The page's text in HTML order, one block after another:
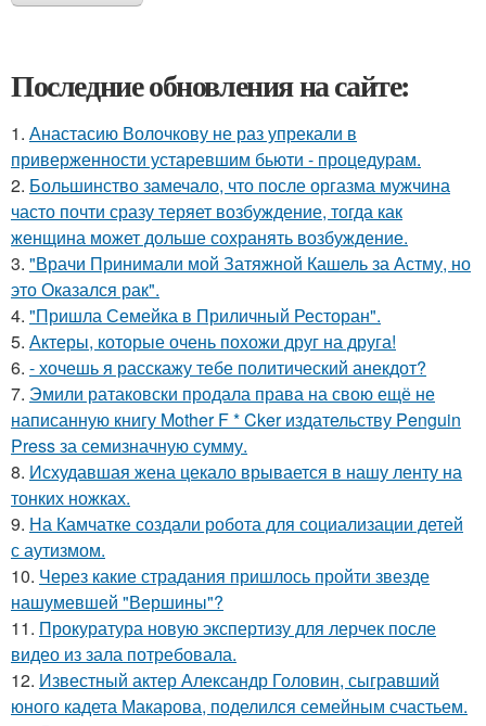
Последние обновления на сайте:
1. Анастасию Волочкову не раз упрекали в
приверженности устаревшим бьюти - процедурам.
2. Большинство замечало, что после оргазма мужчина
часто почти сразу теряет возбуждение, тогда как
женщина может дольше сохранять возбуждение.
3. "Врачи Принимали мой Затяжной Кашель за Астму, но
это Оказался рак".
4. "Пришла Семейка в Приличный Ресторан".
5. Актеры, которые очень похожи друг на друга!
6. - хочешь я расскажу тебе политический анекдот?
7. Эмили ратаковски продала права на свою ещё не
написанную книгу Mother F * Cker издательству Penguin
Press за семизначную сумму.
8. Исхудавшая жена цекало врывается в нашу ленту на
тонких ножках.
9. На Камчатке создали робота для социализации детей
с аутизмом.
10. Через какие страдания пришлось пройти звезде
нашумевшей "Вершины"?
11. Прокуратура новую экспертизу для лерчек после
видео из зала потребовала.
12. Известный актер Александр Головин, сыгравший
юного кадета Макарова, поделился семейным счастьем.